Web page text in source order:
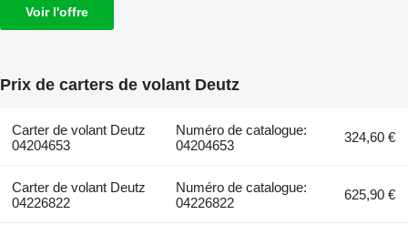
Voir l'offre
Prix de carters de volant Deutz
Carter de volant Deutz
04204653
Numéro de catalogue:
04204653
324,60 €
Carter de volant Deutz
04226822
Numéro de catalogue:
04226822
625,90 €